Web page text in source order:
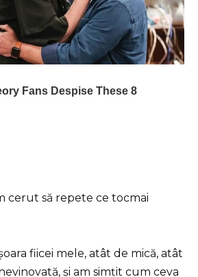
cerut să repete ce tocmai
fiicei mele, atât de mică, atât
și am simțit cum ceva